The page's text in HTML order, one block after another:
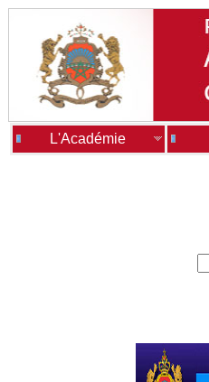
L'Académie